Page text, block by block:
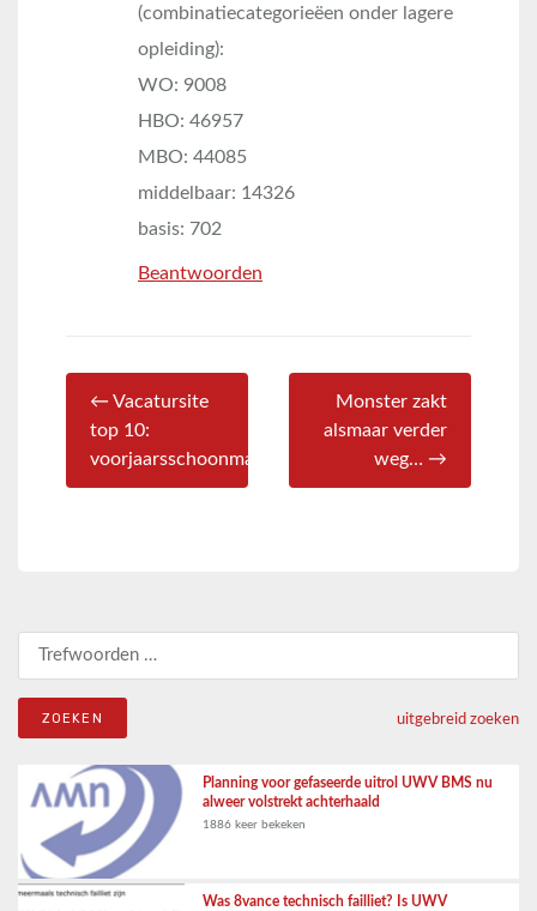
(combinatiecategorieëen onder lagere
opleiding):
WO: 9008
HBO: 46957
MBO: 44085
middelbaar: 14326
basis: 702
Beantwoorden
← Vacatursite
top 10:
voorjaarsschoonmaak?
Monster zakt
alsmaar verder
weg… →
Zoeken naar:
uitgebreid zoeken
Planning voor gefaseerde uitrol UWV BMS nu
alweer volstrekt achterhaald
1886 keer bekeken
Was 8vance technisch failliet? Is UWV